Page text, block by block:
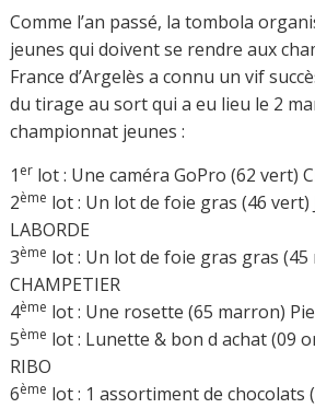
Comme l’an passé, la tombola
jeunes qui doivent se rendre aux
France d’Argelès a connu un vif
du tirage au sort qui a eu lieu le 2
championnat jeunes :
1 erlot : Une caméra GoPro (62 vert)
2ème lot : Un lot de foie gras (46 vert)
LABORDE
3ème lot : Un lot de foie gras gras
CHAMPETIER
4ème lot : Une rosette (65 marron)
5ème lot : Lunette & bon d achat (09
RIBO
6ème lot : 1 assortiment de chocolats